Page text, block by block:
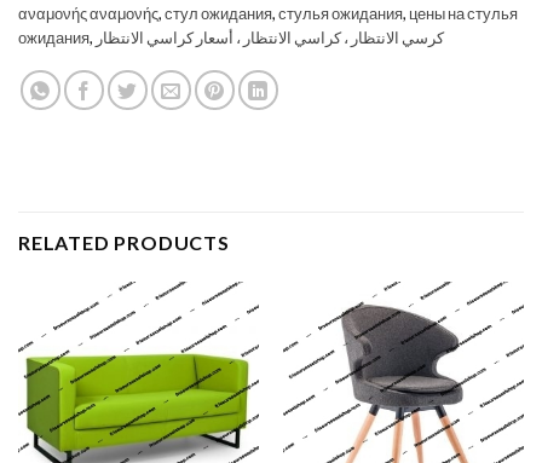
αναμονής αναμονής,стул ожидания,стулья ожидания, цены на стулья
ожидания, كرسي الانتظار ، كراسي الانتظار ، أسعار كراسي الانتظار
RELATED PRODUCTS